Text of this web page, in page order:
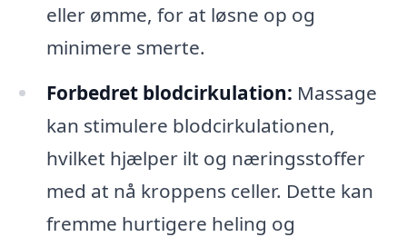
eller ømme, for at løsne op og
minimere smerte.
Forbedret blodcirkulation: Massage
kan stimulere blodcirkulationen,
hvilket hjælper ilt og næringsstoffer
med at nå kroppens celler. Dette kan
fremme hurtigere heling og